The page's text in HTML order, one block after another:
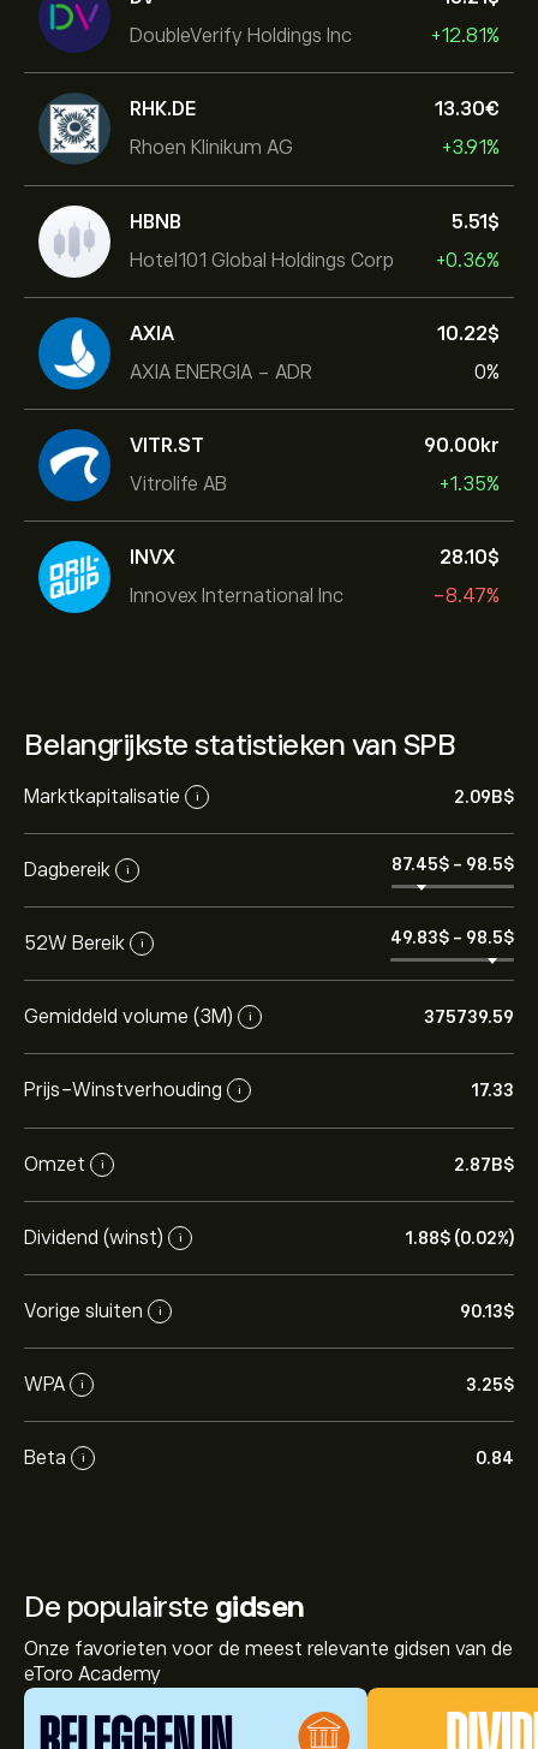
DoubleVerify Holdings Inc
+12.81%
RHK.DE
Rhoen Klinikum AG
13.30‎€‎
+3.91%
HBNB
Hotel101 Global Holdings Corp
5.51‎$‎
+0.36%
AXIA
AXIA ENERGIA - ADR
10.22‎$‎
0%
VITR.ST
Vitrolife AB
90.00‎kr‎
+1.35%
INVX
Innovex International Inc
28.10‎$‎
-8.47%
Belangrijkste statistieken van SPB
Marktkapitalisatie i 2.09B‎$‎
Dagbereik i 87.45‎$‎ - 98.5‎$‎
52W Bereik i 49.83‎$‎ - 98.5‎$‎
Gemiddeld volume (3M) i 375739.59
Prijs-Winstverhouding i 17.33
Omzet i 2.87B‎$‎
Dividend (winst) i 1.88‎$‎ (0.02%)
Vorige sluiten i 90.13‎$‎
WPA i 3.25‎$‎
Beta i 0.84
De populairste gidsen
Onze favorieten voor de meest relevante gidsen van de
eToro Academy